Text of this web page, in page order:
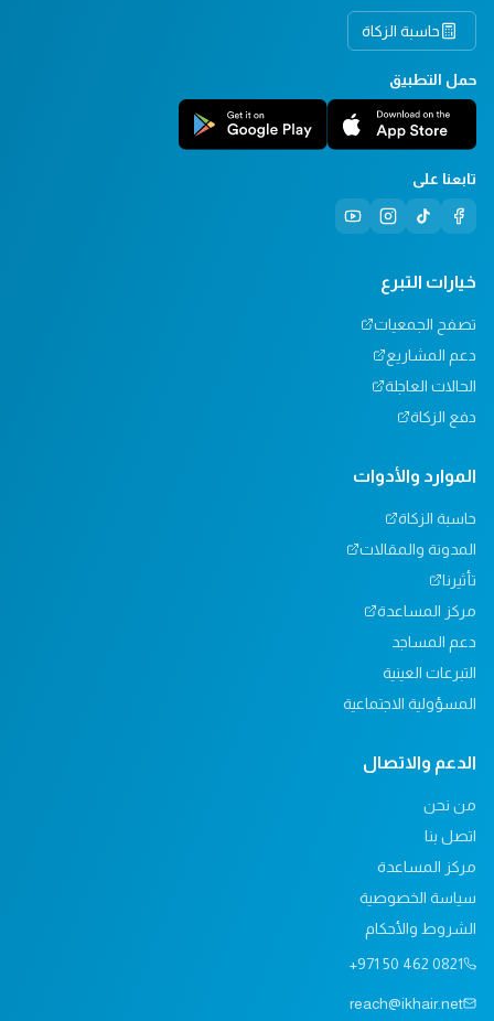
حاسبة الزكاة
حمل التطبيق
تابعنا على
خيارات التبرع
تصفح الجمعيات
دعم المشاريع
الحالات العاجلة
دفع الزكاة
الموارد والأدوات
حاسبة الزكاة
المدونة والمقالات
تأثيرنا
مركز المساعدة
دعم المساجد
التبرعات العينية
المسؤولية الاجتماعية
الدعم والاتصال
من نحن
اتصل بنا
مركز المساعدة
سياسة الخصوصية
الشروط والأحكام
+971 50 462 0821
reach@ikhair.net